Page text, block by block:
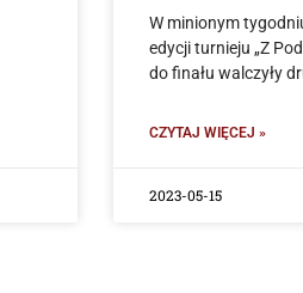
W minionym
edycji turnieju „Z
do finału walczyły
CZYTAJ WIĘCEJ »
2023-05-15